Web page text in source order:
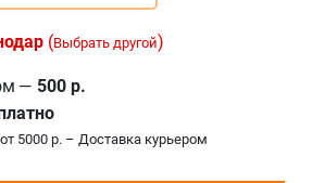
(Выбрать другой)
— 500 р.
5000 р. – Доставка курьером